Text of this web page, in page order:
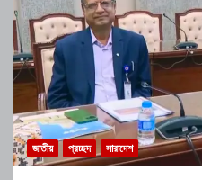
জাতীয় প্রচ্ছদ সারাদেশ